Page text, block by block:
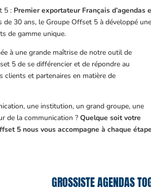
5 : Premier exportateur Français d’agendas
de 30 ans, le Groupe Offset 5 à développé une
de gamme unique.
à une grande maîtrise de notre outil de
5 de se différencier et de répondre au
clients et partenaires en matière de
une institution, un grand groupe, une
de la communication ?Quelque soit votre
5 nous vous accompagne à chaque étape
GROSSISTE AGENDAS